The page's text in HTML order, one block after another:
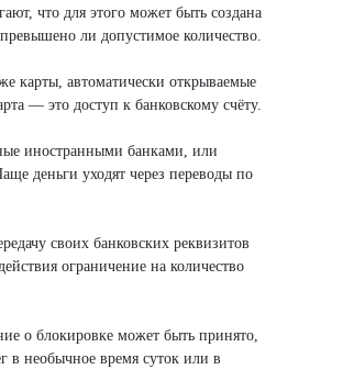
что для этого может быть создана
ли допустимое количество.
карты, автоматически открываемые
— это доступ к банковскому счёту.
иностранными банками, или
деньги уходят через переводы по
своих банковских реквизитов
ограничение на количество
о блокировке может быть принято,
в необычное время суток или в